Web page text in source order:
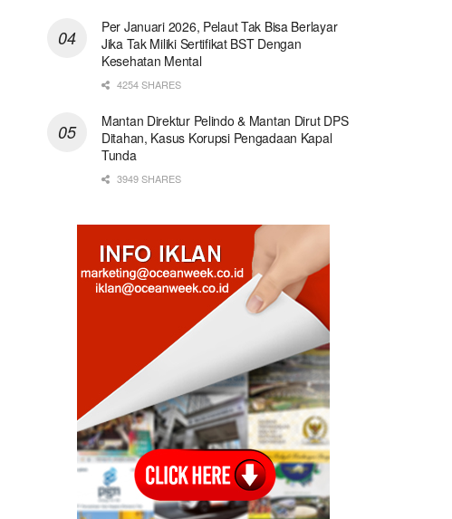
Per Januari 2026, Pelaut Tak Bisa Berlayar
Jika Tak Miliki Sertifikat BST Dengan
Kesehatan Mental
4254 SHARES
Mantan Direktur Pelindo & Mantan Dirut DPS
Ditahan, Kasus Korupsi Pengadaan Kapal
Tunda
3949 SHARES